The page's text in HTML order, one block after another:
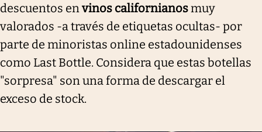
descuentos envinos californianosmuy
valorados -a través de etiquetas ocultas- por
parte de minoristas online estadounidenses
como Last Bottle. Considera que estas botellas
"sorpresa" son una forma de descargar el
exceso de stock.